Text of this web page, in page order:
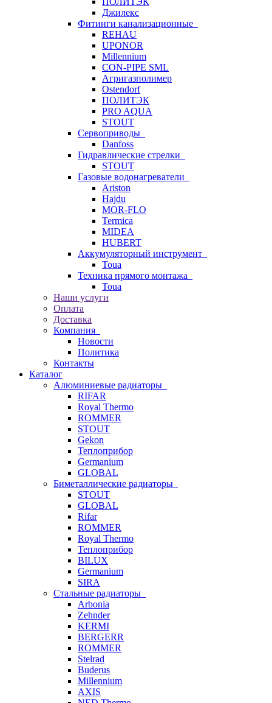
Джилекс
Фитинги канализационные
REHAU
UPONOR
Millennium
CON-PIPE SML
Агригазполимер
Ostendorf
ПОЛИТЭК
PRO AQUA
STOUT
Сервоприводы
Danfoss
Гидравлические стрелки
STOUT
Газовые водонагреватели
Ariston
Hajdu
MOR-FLO
Termica
MIDEA
HUBERT
Аккумуляторный инструмент
Toua
Техника прямого монтажа
Toua
Наши услуги
Оплата
Доставка
Компания
Новости
Политика
Контакты
Каталог
Алюминиевые радиаторы
RIFAR
Royal Thermo
ROMMER
STOUT
Gekon
Теплоприбор
Germanium
GLOBAL
Биметаллические радиаторы
STOUT
GLOBAL
Rifar
ROMMER
Royal Thermo
Теплоприбор
BILUX
Germanium
SIRA
Стальные радиаторы
Arbonia
Zehnder
KERMI
BERGERR
ROMMER
Stelrad
Buderus
Millennium
AXIS